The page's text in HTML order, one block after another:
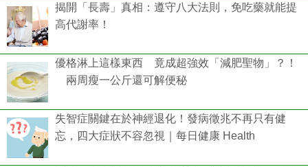
揭開「長壽」真相：遵守八大法則，免吃藥就能提
高代謝率！
優格淋上這樣東西 竟成超強效「減肥聖物」？！
兩周瘦一公斤還可解便秘
失智症關鍵在於神經退化！發病徵兆不再只有健
忘，四大症狀不容忽視｜每日健康 Health